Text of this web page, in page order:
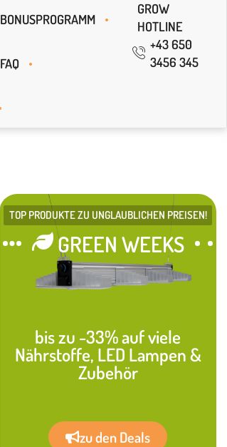
BONUSPROGRAMM
FAQ
GROW
HOTLINE
+43 650
3456 345
TOP PRODUKTE ZU UNGLAUBLICHEN PREISEN!
GREEN WEEKS
bis zu -33% auf viele
Nährstoffe, LED Lampen &
Zubehör
zu den Deals